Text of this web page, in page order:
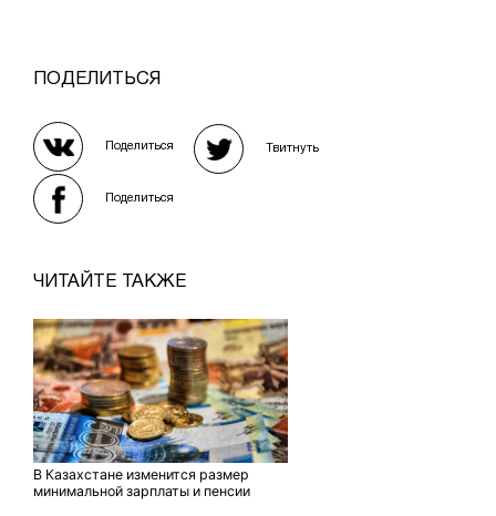
ПОДЕЛИТЬСЯ
Поделиться Твитнуть
Поделиться
ЧИТАЙТЕ ТАКЖЕ
В Казахстане изменится размер
минимальной зарплаты и пенсии